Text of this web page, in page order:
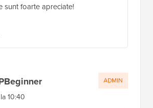
sunt foarte apreciate!
10:40
ADMIN